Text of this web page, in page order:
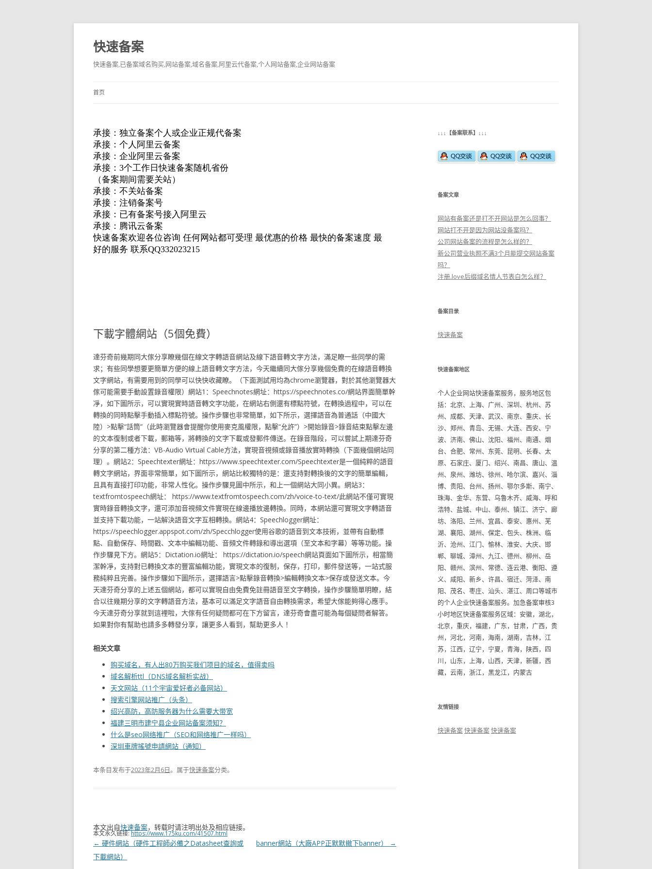
快速备案
快速备案,已备案域名购买,网站备案,域名备案,阿里云代备案,个人网站备案,企业网站备案
首页
下載字體網站（5個免費）
達芬奇前幾期同大傢分享瞭幾個在線文字轉語音網站及線下語音轉文字方法，滿足瞭一些同學的需
求；有些同學想要更簡單方便的線上語音轉文字方法，今天繼續同大傢分享幾個免費的在線語音轉換
文字網站，有需要用到的同學可以快快收藏瞭。（下面測試用均為chrome瀏覽器，對於其他瀏覽器大
傢可能需要手動設置錄音權限）網站1：Speechnotes網址：https://speechnotes.co/網站界面簡單幹
凈，如下圖所示，可以實現實時語音轉文字功能，在網站右側還有標點符號，在轉換過程中，可以在
轉換的同時點擊手動插入標點符號。操作步驟也非常簡單，如下所示，選擇語音為普通話（中國大
陸）>點擊“話筒”（此時瀏覽器會提醒你使用麥克風權限，點擊“允許”）>開始錄音>錄音結束點擊左邊
的文本復制或者下載，郵箱等，將轉換的文字下載或發郵件傳送。在錄音階段，可以嘗試上期達芬奇
分享的第二種方法：VB-Audio Virtual Cable方法，實現音視頻或錄音播放實時轉換（下面幾個網站同
理）。網站2：Speechtexter網址：https://www.speechtexter.com/Speechtexter是一個純粹的語音
轉文字網站，界面非常簡單，如下圖所示，網站比較獨特的是：還支持對轉換後的文字的簡單編輯，
且具有直接打印功能，非常人性化。操作步驟見圖中所示，和上一個網站大同小異。網站3：
textfromtospeech網址： https://www.textfromtospeech.com/zh/voice-to-text/此網站不僅可實現
實時錄音轉換文字，還可添加音視頻文件實現在線邊播放邊轉換。同時，本網站還可實現文字轉語音
並支持下載功能，一站解決語音文字互相轉換。網站4：Speechlogger網址：
https://speechlogger.appspot.com/zh/Specchlogger使用谷歌的語音到文本技術，並帶有自動標
點、自動保存、時間戳、文本中編輯功能、音頻文件轉錄和導出選項（至文本和字幕）等等功能。操
作步驟見下方。網站5：Dictation.io網址： https://dictation.io/speech網站頁面如下圖所示，相當簡
潔幹凈，支持對已轉換文本的豐富編輯功能，實現文本的復制，保存，打印，郵件發送等，一站式服
務純粹且完善。操作步驟如下圖所示，選擇語言>點擊錄音轉換>編輯轉換文本>保存或發送文本。今
天達芬奇分享的上述五個網站，都可以實現自由免費免註冊語音至文字轉換，操作步驟簡單明瞭，結
合以往幾期分享的文字轉語音方法，基本可以滿足文字語音自由轉換需求，希望大傢能夠得心應手。
今天達芬奇分享就到這裡啦，大傢有任何疑問都可在下方留言，達芬奇會盡可能為每個疑問者解答。
如果對你有幫助也請多多轉發分享，讓更多人看到，幫助更多人 ！
相关文章
购买域名，有人出80万购买我们项目的域名，值得卖吗
域名解析ttl（DNS域名解析实战）
天文网站（11个宇宙爱好者必备网站）
搜索引擎网站推广（头条）
绍兴高防，高防服务器为什么需要大带宽
福建三明市建宁县企业网站备案须知？
什么是seo网络推广（SEO和网络推广一样吗）
深圳車牌搖號申請網站（通知）
本条目发布于2023年2月6日。属于快速备案分类。
本文出自快速备案，转载时请注明出处及相应链接。
本文永久链接:https://www.175ku.com/41507.html
文
章
← 硬件網站（硬件工程師必備之Datasheet查詢或
下載網站）
banner網站（大廠APP正默默撤下banner） →
↓↓↓【备案联系】↓↓↓
备案文章
网站有备案还是打不开网站是怎么回事？
网站打不开是因为网站没备案吗？
公司网站备案的流程是怎么样的？
新公司营业执照不满3个月能提交网站备案
吗？
注册.love后缀域名情人节表白怎么样？
备案目录
快速备案
快速备案地区
个人企业网站快速备案服务，服务地区包
括：北京、上海、广州、深圳、杭州、苏
州、成都、天津、武汉、南京、重庆、长
沙、郑州、青岛、无锡、大连、西安、宁
波、济南、佛山、沈阳、福州、南通、烟
台、合肥、常州、东莞、昆明、长春、太
原、石家庄、厦门、绍兴、南昌、唐山、温
州、泉州、潍坊、徐州、哈尔滨、嘉兴、淄
博、贵阳、台州、扬州、鄂尔多斯、南宁、
珠海、金华、东营、乌鲁木齐、威海、呼和
浩特、盐城、中山、泰州、镇江、济宁、廊
坊、洛阳、兰州、宜昌、泰安、惠州、芜
湖、襄阳、湖州、保定、包头、株洲、临
沂、沧州、江门、愉林、淮安、大庆、邯
郸、聊城、漳州、九江、德州、柳州、岳
阳、赣州、滨州、常德、连云港、衡阳、遵
义、咸阳、新乡、许昌、宿迁、菏泽、南
阳、茂名、枣庄、汕头、湛江、周口等城市
的个人企业快速备案服务。加急备案审核3
小时地区快速备案服务区域：安徽，湖北，
北京，重庆，福建，广东，甘肃，广西，贵
州，河北，河南，海南，湖南，吉林，江
苏，江西，辽宁，宁夏，青海，陕西，四
川，山东，上海，山西，天津，新疆，西
藏，云南，浙江，黑龙江，内蒙古
友情链接
快速备案快速备案快速备案